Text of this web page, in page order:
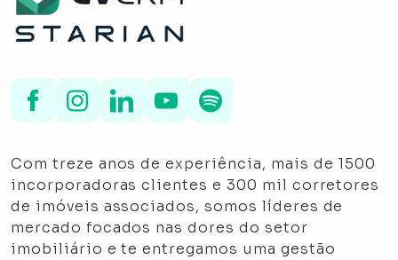
Com treze anos de experiência, mais de 1500
incorporadoras clientes e 300 mil corretores
de imóveis associados, somos líderes de
mercado focados nas dores do setor
imobiliário e te entregamos uma gestão